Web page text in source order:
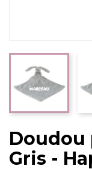
Doudou
Gris -